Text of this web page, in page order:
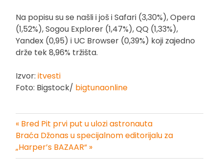
Na popisu su se našli i još i Safari (3,30%), Opera
(1,52%), Sogou Explorer (1,47%), QQ (1,33%),
Yandex (0,95) i UC Browser (0,39%) koji zajedno
drže tek 8,96% tržišta.
Izvor: itvesti
Foto: Bigstock/ bigtunaonline
Kretanje
članka
« Bred Pit prvi put u ulozi astronauta
Braća Džonas u specijalnom editorijalu za
„Harper’s BAZAAR“ »